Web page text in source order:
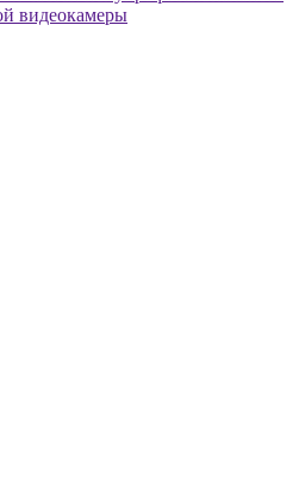
видеокамеры